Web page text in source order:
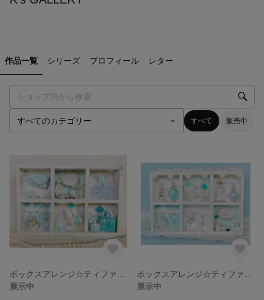
作品一覧 シリーズ プロフィール レター
すべて 販売中
展示中
展示中